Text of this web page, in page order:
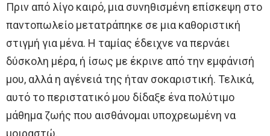
Πριν από λίγο καιρό, μια συνηθισμένη επίσκεψη στο
παντοπωλείο μετατράπηκε σε μια καθοριστική
στιγμή για μένα. Η ταμίας έδειχνε να περνάει
δύσκολη μέρα, ή ίσως με έκρινε από την εμφάνισή
μου, αλλά η αγένειά της ήταν σοκαριστική. Τελικά,
αυτό το περιστατικό μου δίδαξε ένα πολύτιμο
μάθημα ζωής που αισθάνομαι υποχρεωμένη να